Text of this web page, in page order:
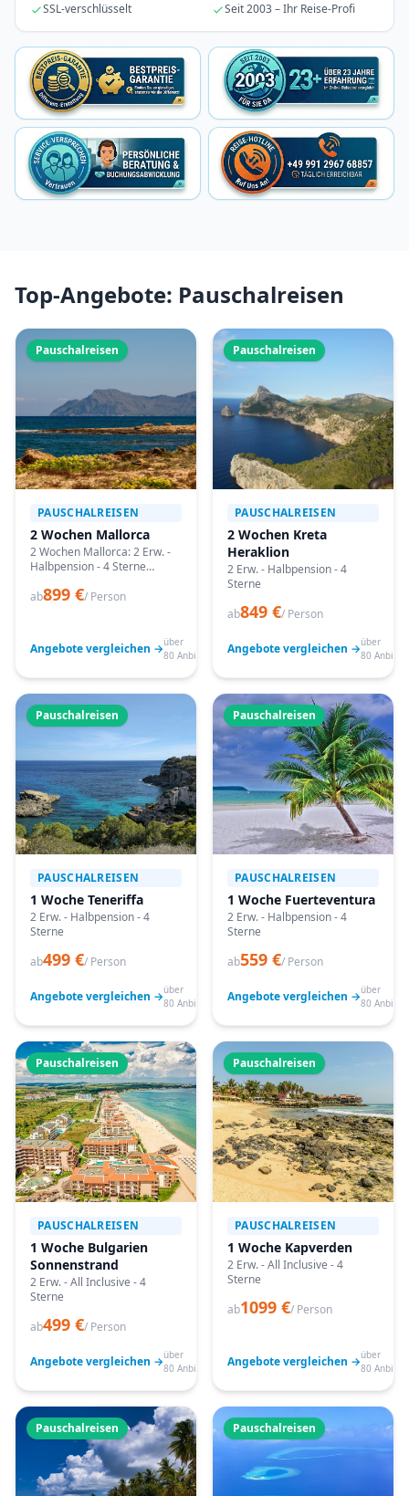
SSL-verschlüsselt
Seit 2003 – Ihr Reise-Profi
Top-Angebote: Pauschalreisen
Pauschalreisen
PAUSCHALREISEN
2 Wochen Mallorca
2 Wochen Mallorca: 2 Erw. -
Halbpension - 4 Sterne
passende Termine prüfen
ab899 €/ Person
Angebote vergleichen →über
80 Anbieter
Pauschalreisen
PAUSCHALREISEN
2 Wochen Kreta
Heraklion
2 Erw. - Halbpension - 4
Sterne
ab849 €/ Person
Angebote vergleichen →über
80
Pauschalreisen
PAUSCHALREISEN
1 Woche Teneriffa
2 Erw. - Halbpension - 4
Sterne
ab499 €/ Person
Angebote vergleichen →über
80 Anbieter
Pauschalreisen
PAUSCHALREISEN
1 Woche Fuerteventura
2 Erw. - Halbpension - 4
Sterne
ab559 €/ Person
Angebote vergleichen →über
80
Pauschalreisen
PAUSCHALREISEN
1 Woche Bulgarien
Sonnenstrand
2 Erw. - All Inclusive - 4
Sterne
ab499 €/ Person
Angebote vergleichen →über
80 Anbieter
Pauschalreisen
PAUSCHALREISEN
1 Woche Kapverden
2 Erw. - All Inclusive - 4
Sterne
ab1099 €/ Person
Angebote vergleichen →über
80
Pauschalreisen Pauschalreisen